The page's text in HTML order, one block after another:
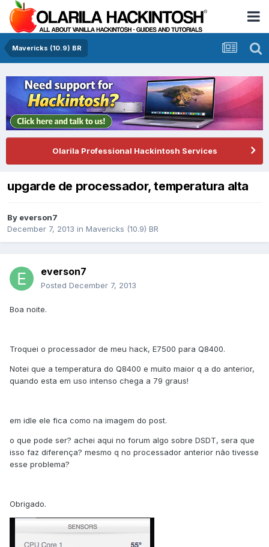
Mavericks (10.9) BR
Olarila Professional Hackintosh Services
upgarde de processador, temperatura alta
By everson7
December 7, 2013 in Mavericks (10.9) BR
everson7
Posted December 7, 2013
Boa noite.
Troquei o processador de meu hack, E7500 para Q8400.
Notei que a temperatura do Q8400 e muito maior q a do anterior,
quando esta em uso intenso chega a 79 graus!
em idle ele fica como na imagem do post.
o que pode ser? achei aqui no forum algo sobre DSDT, sera que
isso faz diferença? mesmo q no processador anterior não tivesse
esse problema?
Obrigado.